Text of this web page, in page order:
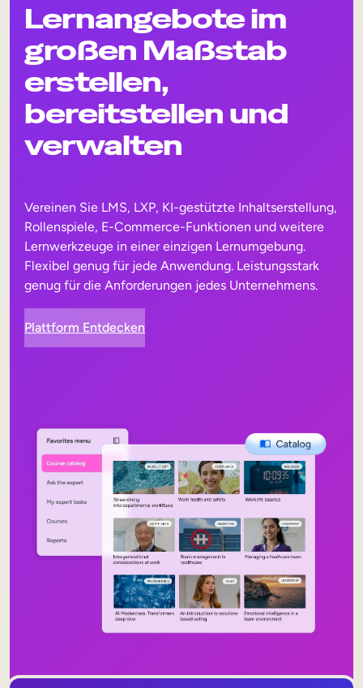
Lernangebote im
großen Maßstab
erstellen,
bereitstellen und
verwalten
Vereinen Sie LMS, LXP, KI-gestützte Inhaltserstellung,
Rollenspiele, E-Commerce-Funktionen und weitere
Lernwerkzeuge in einer einzigen Lernumgebung.
Flexibel genug für jede Anwendung. Leistungsstark
genug für die Anforderungen jedes Unternehmens.
Plattform Entdecken